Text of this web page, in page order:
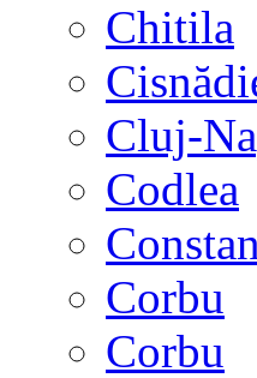
Chitila
Cluj-
Codlea
Corbu
Corbu